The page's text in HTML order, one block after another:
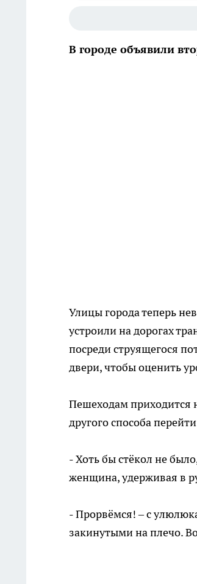
В городе объявили
Улицы города теперь
устроили на дорогах
посреди струящегося
двери, чтобы оценить
Пешеходам приходится
другого способа
- Хоть бы стёкол не
женщина, удерживая в
- Прорвёмся! – с
закинутыми на плечо.